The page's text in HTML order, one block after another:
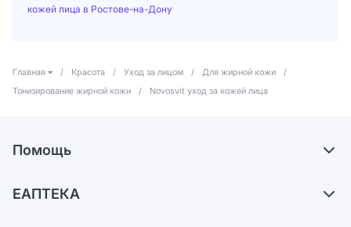
кожей лица в Ростове-на-Дону
Главная / Красота / Уход за лицом / Для жирной кожи
/
Тонизирование жирной кожи
/ Novosvit уход за кожей лица
Помощь
Самовывоз из аптек
ЕАПТЕКА